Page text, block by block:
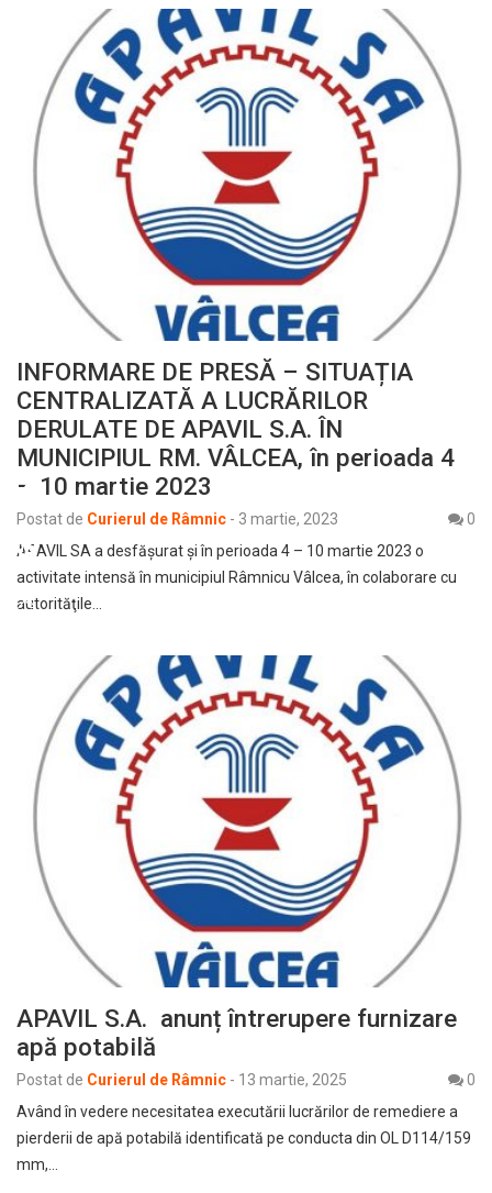
INFORMARE DE PRESĂ – SITUAȚIA
CENTRALIZATĂ A LUCRĂRILOR
DERULATE DE APAVIL S.A. ÎN
MUNICIPIUL RM. VÂLCEA, în perioada 4
– 10 martie 2023
Postat de Curierul de Râmnic - 3 martie, 2023
0
APAVIL SA a desfăşurat şi în perioada 4 – 10 martie 2023 o
activitate intensă în municipiul Râmnicu Vâlcea, în colaborare cu
autorităţile…
APAVIL S.A. anunț întrerupere furnizare
apă potabilă
Postat de Curierul de Râmnic - 13 martie, 2025
0
Având în vedere necesitatea executării lucrărilor de remediere a
pierderii de apă potabilă identificată pe conducta din OL D114/159
mm,…